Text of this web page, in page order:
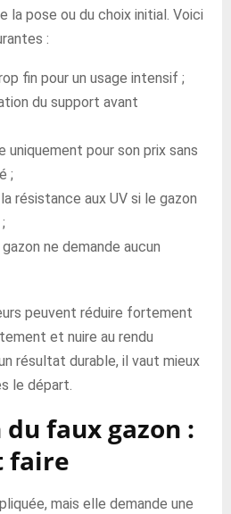
la pose ou du choix initial. Voici
:
fin pour un usage intensif ;
du support avant
uniquement pour son prix sans
;
résistance aux UV si le gazon
ne demande aucun
peuvent réduire fortement
et nuire au rendu
résultat durable, il vaut mieux
le départ.
faux gazon :
faire
mais elle demande une